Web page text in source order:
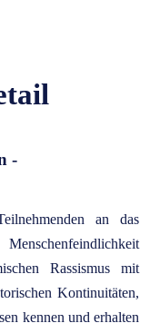
-
an das
Rassismus mit
Kontinuitäten,
kennen und erhalten